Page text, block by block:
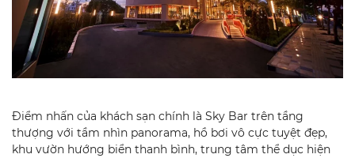
Điểm nhấn của khách sạn chính là Sky Bar trên tầng
thượng với tầm nhìn panorama, hồ bơi vô cực tuyệt đẹp,
khu vườn hướng biển thanh bình, trung tâm thể dục hiện